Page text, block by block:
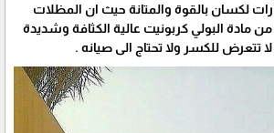
لكسان بالقوة والمتانة حيث ان المظلات
من مادة البولي كربونيت عالية الكثافة وشديدة
تتعرض للكسر ولا تحتاج الى صيانه .